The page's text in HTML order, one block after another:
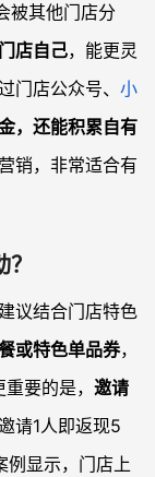
被其他门店分
店自己，能更灵
门店公众号、 小
，还能积累自有
销，非常适合有
议结合门店特色
或特色单品券，
要的是， 邀请
请1人即返现5
例显示，门店上